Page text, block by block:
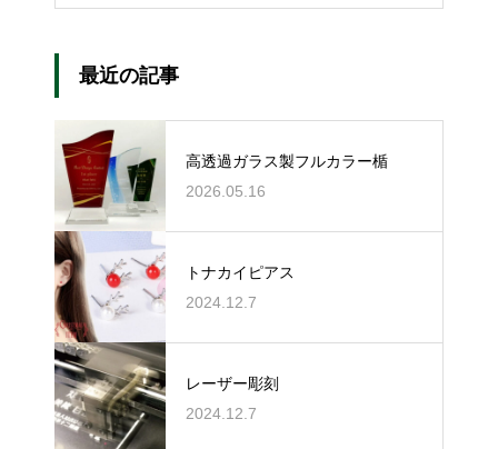
最近の記事
高透過ガラス製フルカラー楯
2026.05.16
トナカイピアス
2024.12.7
レーザー彫刻
2024.12.7